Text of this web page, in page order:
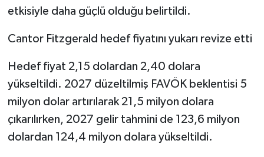
etkisiyle daha güçlü olduğu belirtildi.
Cantor Fitzgerald hedef fiyatını yukarı revize etti
Hedef fiyat 2,15 dolardan 2,40 dolara
yükseltildi. 2027 düzeltilmiş FAVÖK beklentisi 5
milyon dolar artırılarak 21,5 milyon dolara
çıkarılırken, 2027 gelir tahmini de 123,6 milyon
dolardan 124,4 milyon dolara yükseltildi.